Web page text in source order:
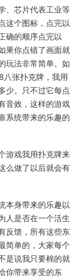
、芯片代表工业等
这个图标，点完以
确的顺序点完以
果你点错了画面就
玩法非常简单。如
张扑克牌，我用
少。只不过它每点
音效，这样的游戏
系统带来的乐趣的
游戏我用扑克牌来
么做了以后就会有
本身带来的乐趣以
人是否在一个活生
反馈，所有这些东
简单的，大家每个
是说我只要棉的就
你带来享受的东